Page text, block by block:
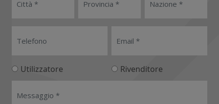
Utilizzatore Rivenditore